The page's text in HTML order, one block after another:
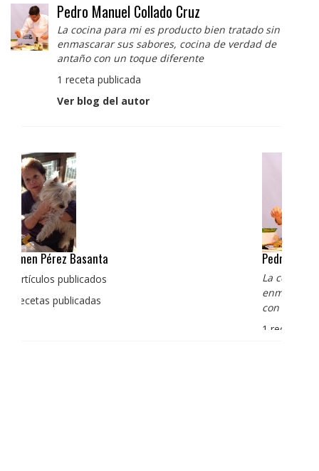
Pedro Manuel Collado Cruz
La cocina para mi es producto bien tratado sin
enmascarar sus sabores, cocina de verdad de
antaño con un toque diferente
1 receta publicada
Ver blog del autor
Pedro Manuel Collado Cruz
La cocina para mi es producto bien tratado sin
enmascarar sus sabores, cocina de verdad de antaño
con un toque diferente